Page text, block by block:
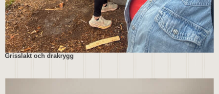
Grisslakt och drakrygg